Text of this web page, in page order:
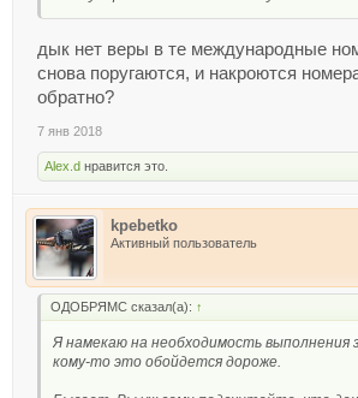
дык нет веры в те международные
снова поругаются, и накроются
обратно?
7 янв 2018
Alex.d нравится это.
kpebetko
Активный пользователь
ОДОБРЯМС сказал(а): ↑
Я намекаю на необходимость выполнения
кому-то это обойдется дороже.